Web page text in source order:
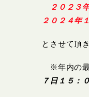
２０２３
２０２４年
とさせて頂
※年内の最
７日１５：